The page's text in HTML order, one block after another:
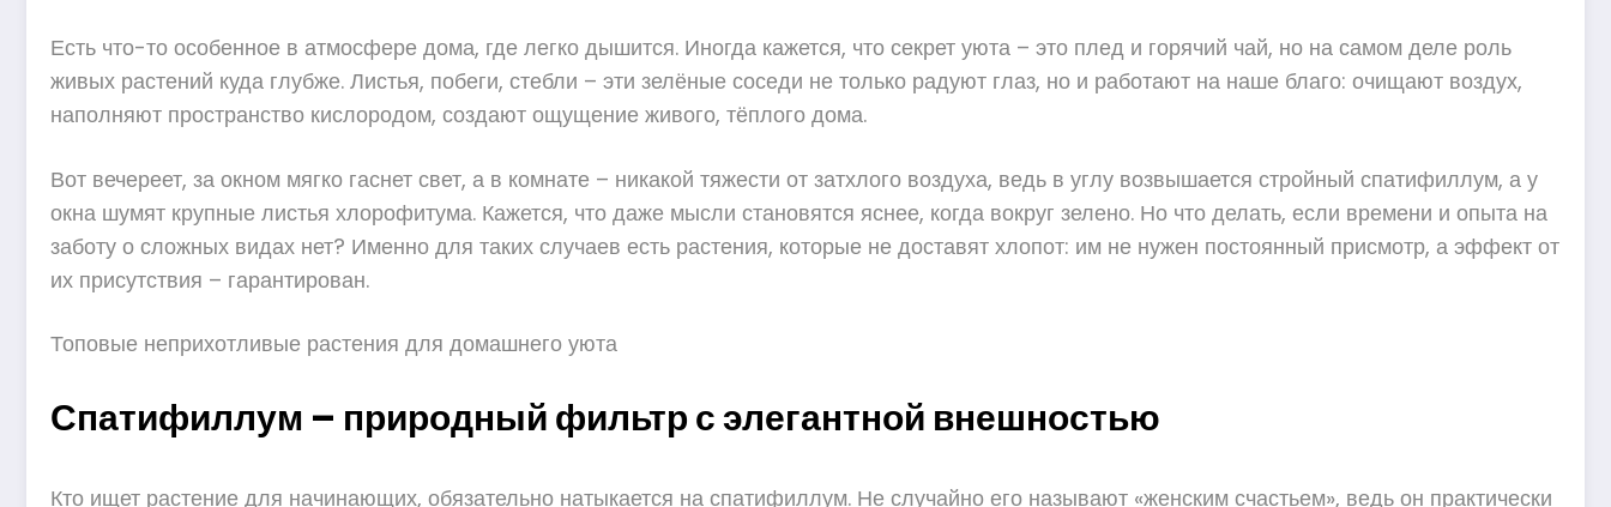
Есть что-то особенное в атмосфере дома, где легко дышится. Иногда кажется, что секрет уюта – это плед и горячий чай, но на самом деле роль
живых растений куда глубже. Листья, побеги, стебли – эти зелёные соседи не только радуют глаз, но и работают на наше благо: очищают воздух,
наполняют пространство кислородом, создают ощущение живого, тёплого дома.
Вот вечереет, за окном мягко гаснет свет, а в комнате – никакой тяжести от затхлого воздуха, ведь в углу возвышается стройный спатифиллум, а у
окна шумят крупные листья хлорофитума. Кажется, что даже мысли становятся яснее, когда вокруг зелено. Но что делать, если времени и опыта на
заботу о сложных видах нет? Именно для таких случаев есть растения, которые не доставят хлопот: им не нужен постоянный присмотр, а эффект от
их присутствия – гарантирован.
Топовые неприхотливые растения для домашнего уюта
Спатифиллум – природный фильтр с элегантной внешностью
Кто ищет растение для начинающих, обязательно натыкается на спатифиллум. Не случайно его называют «женским счастьем», ведь он практически